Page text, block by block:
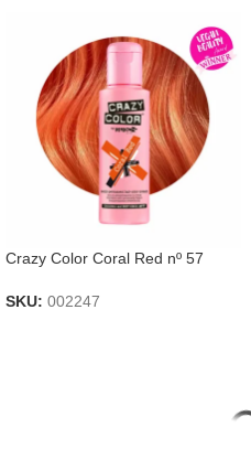
Crazy Color Coral Red nº 57
SKU: 002247